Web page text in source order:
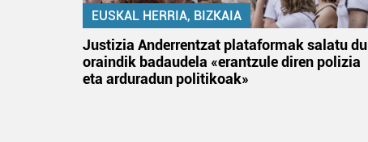
EUSKAL HERRIA, BIZKAIA
Justizia Anderrentzat plataformak salatu du
oraindik badaudela «erantzule diren polizia
eta arduradun politikoak»